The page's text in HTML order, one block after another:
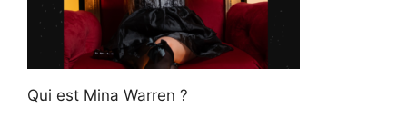
Qui est Mina Warren ?